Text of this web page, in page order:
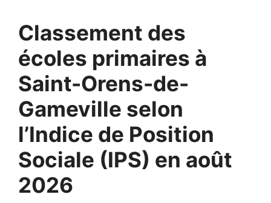
Classement des
écoles primaires à
Saint-Orens-de-
Gameville selon
l’Indice de Position
Sociale (IPS) en août
2026